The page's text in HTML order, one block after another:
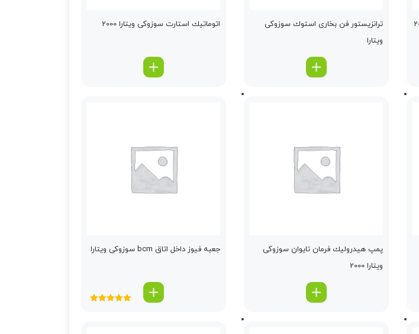
ترانزیستور فن بخاری استوك سوزوکی
ویتارا
اتوماتیك استارت سوزوکی ویتارا 2000
پمپ هیدرولیك فرمان تایوان سوزوکی
ویتارا 2000
جعبه فیوز داخل اتاق bcm سوزوکی ویتارا